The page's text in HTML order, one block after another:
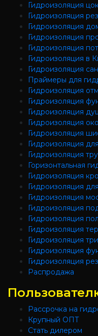
Гидроизоляция
Гидроизоляция
Гидроизоляция
Гидроизоляция
Гидроизоляция
Гидроизоляция в
Гидроизоляция
Праймеры для
Гидроизоляция
Гидроизоляция
Гидроизоляция
Гидроизоляция
Гидроизоляция
Гидроизоляция
Гидроизоляция
Горизонтальная
Гидроизоляция
Гидроизоляция
Гидроизоляция
Гидроизоляция
Гидроизоляция
Гидроизоляция
Гидроизоляция
Гидроизоляция
Гидроизоляция
Распродажа
Рассрочка на
Крупный ОПТ
Стать дилером